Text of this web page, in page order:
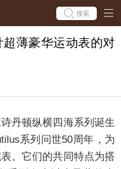
搜索
薄豪华运动表的对
丹顿纵横四海系列诞生
系列问世50周年，为
。它们的共同特点为搭